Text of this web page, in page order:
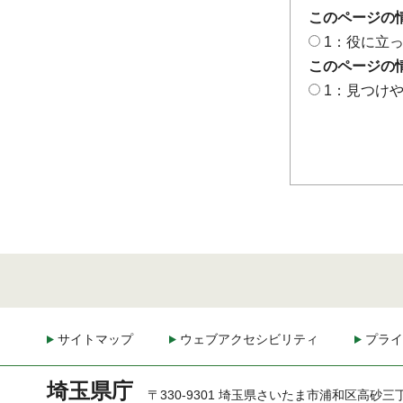
このページの
1：役に立
このページの
1：見つけ
サイトマップ ウェブアクセシビリティ プラ
埼玉県庁 〒330-9301 埼玉県さいたま市浦和区高砂三